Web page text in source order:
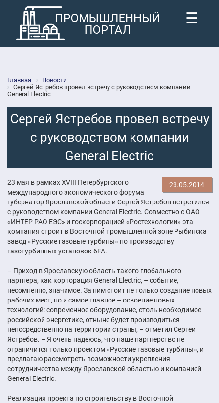
☰
Главная
Новости
Сергей Ястребов провел встречу с руководством компании
General Electric
Сергей Ястребов провел встречу
с руководством компании
General Electric
23.05.2014
23 мая в рамках XVIII Петербургского
международного экономического форума
губернатор Ярославской области Сергей Ястребов встретился
с руководством компании General Electric. Совместно с ОАО
«ИНТЕР РАО ЕЭС» и госкорпорацией «Ростехнологии» эта
компания строит в Восточной промышленной зоне Рыбинска
завод «Русские газовые турбины» по производству
газотурбинных установок 6FA.
– Приход в Ярославскую область такого глобального
партнера, как корпорация General Electric, – событие,
несомненно, значимое. За ним стоит не только создание новых
рабочих мест, но и самое главное – освоение новых
технологий: современное оборудование, столь необходимое
российской энергетике, отныне будет производиться
непосредственно на территории страны, – отметил Сергей
Ястребов. – Я очень надеюсь, что наше партнерство не
ограничится только проектом «Русские газовые турбины», и
предлагаю рассмотреть возможности укрепления
сотрудничества между Ярославской областью и компанией
General Electric.
Реализация проекта по строительству в Восточной